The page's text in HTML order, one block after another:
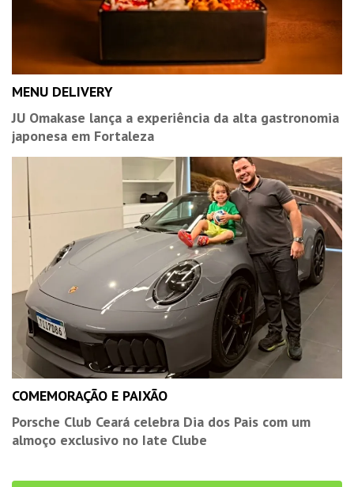
MENU DELIVERY
JU Omakase lança a experiência da alta gastronomia
japonesa em Fortaleza
COMEMORAÇÃO E PAIXÃO
Porsche Club Ceará celebra Dia dos Pais com um
almoço exclusivo no Iate Clube